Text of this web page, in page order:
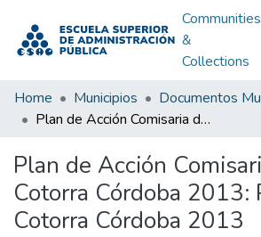
Communities
&
Collections
Home Municipios
Documentos
Plan de Acción Comisaria de Familia Cotorra Córdoba 2013: PACF Cotorra Córdoba 2013
Plan de Acción
Cotorra Córdoba 2013:
Cotorra Córdoba 2013